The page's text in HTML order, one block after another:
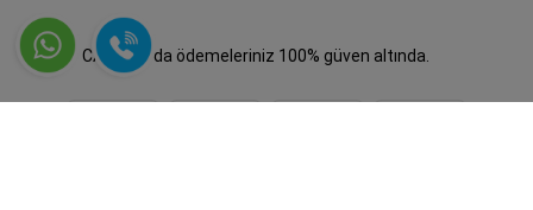
CARMOD'da ödemeleriniz 100% güven altında.